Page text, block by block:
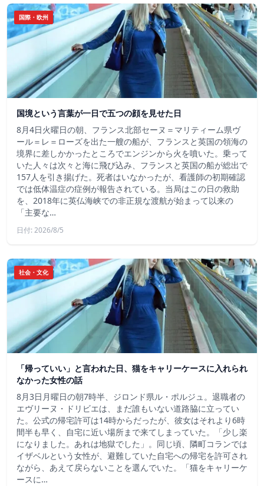
国際・欧州
国境という言葉が一日で五つの顔を見せた日
8月4日火曜日の朝、フランス北部セーヌ＝マリティーム県ヴ
ール＝レ＝ローズを出た一艘の船が、フランスと英国の領海の
境界に差しかかったところでエンジンから火を噴いた。乗って
いた人々は次々と海に飛び込み、フランスと英国の船が総出で
157人を引き揚げた。死者はいなかったが、看護師の初期確認
では低体温症の症例が報告されている。当局はこの日の救助
を、2018年に英仏海峡での非正規な渡航が始まって以来の
「主要な…
日付: 2026/8/5
社会・文化
「帰っていい」と言われた日、猫をキャリーケースに入れられ
なかった女性の話
8月3日月曜日の朝7時半、ジロンド県ル・ポルジュ。退職者の
エヴリーヌ・ドリビエは、まだ誰もいない道路脇に立ってい
た。公式の帰宅許可は14時からだったが、彼女はそれより6時
間半も早く、自宅に近い場所まで来てしまっていた。「少し楽
になりました。あれは地獄でした」。同じ頃、隣町コランでは
イザベルという女性が、避難していた自宅への帰宅を許可され
ながら、あえて戻らないことを選んでいた。「猫をキャリーケ
ースに…